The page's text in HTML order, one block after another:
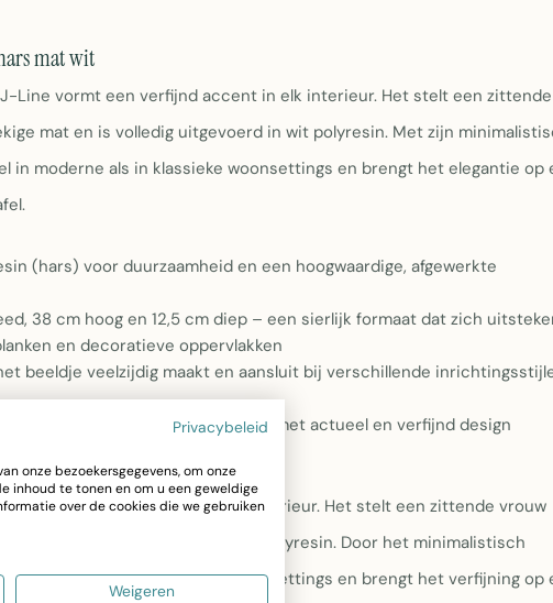
mat wit
Line vormt een verfijnd accent in elk interieur. Het stelt een zittende
mat en is volledig uitgevoerd in wit polyresin. Met zijn
in moderne als in klassieke woonsettings en brengt het elegantie op
(hars) voor duurzaamheid en een hoogwaardige, afgewerkte
38 cm hoog en 12,5 cm diep – een sierlijk formaat dat zich
en decoratieve oppervlakken
beeldje veelzijdig maakt en aansluit bij verschillende
de J-Line Zomer 2025 collectie met actueel en verfijnd design
mat wit
een sierlijk accent in elk interieur. Het stelt een zittende vrouw
en is volledig uitgevoerd in wit polyresin. Door het minimalistisch
in moderne als in klassieke woonsettings en brengt het verfijning op
Privacybeleid
onze bezoekersgegevens, om onze
inhoud te tonen en om u een geweldige
over de cookies die we gebruiken
Weigeren